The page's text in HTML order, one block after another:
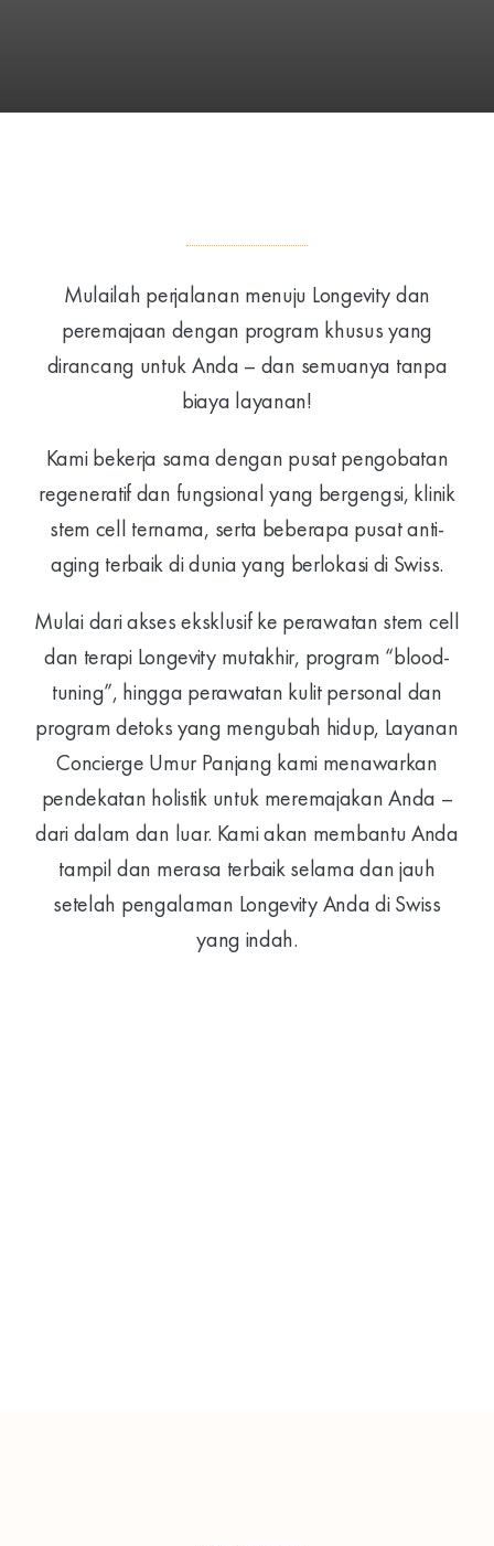
Mulailah perjalanan menuju Longevity dan
peremajaan dengan program khusus yang
dirancang untuk Anda – dan semuanya tanpa
biaya layanan!
Kami bekerja sama dengan pusat pengobatan
regeneratif dan fungsional yang bergengsi, klinik
stem cell ternama, serta beberapa pusat anti-
aging terbaik di dunia yang berlokasi di Swiss.
Mulai dari akses eksklusif ke perawatan stem cell
dan terapi Longevity mutakhir, program “blood-
tuning”, hingga perawatan kulit personal dan
program detoks yang mengubah hidup, Layanan
Concierge Umur Panjang kami menawarkan
pendekatan holistik untuk meremajakan Anda –
dari dalam dan luar. Kami akan membantu Anda
tampil dan merasa terbaik selama dan jauh
setelah pengalaman Longevity Anda di Swiss
yang indah.